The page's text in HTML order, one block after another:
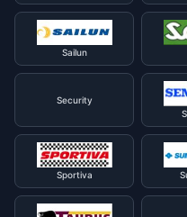
Sailun
Security
Sportiva